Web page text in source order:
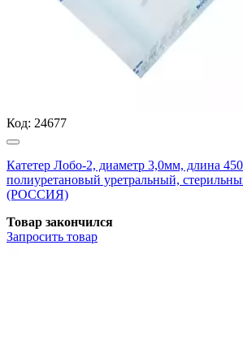
Код: 24677
Катетер Лобо-2, диаметр 3,0мм, длина
полиуретановый уретральный,
(РОССИЯ)
Товар закончился
Запросить товар